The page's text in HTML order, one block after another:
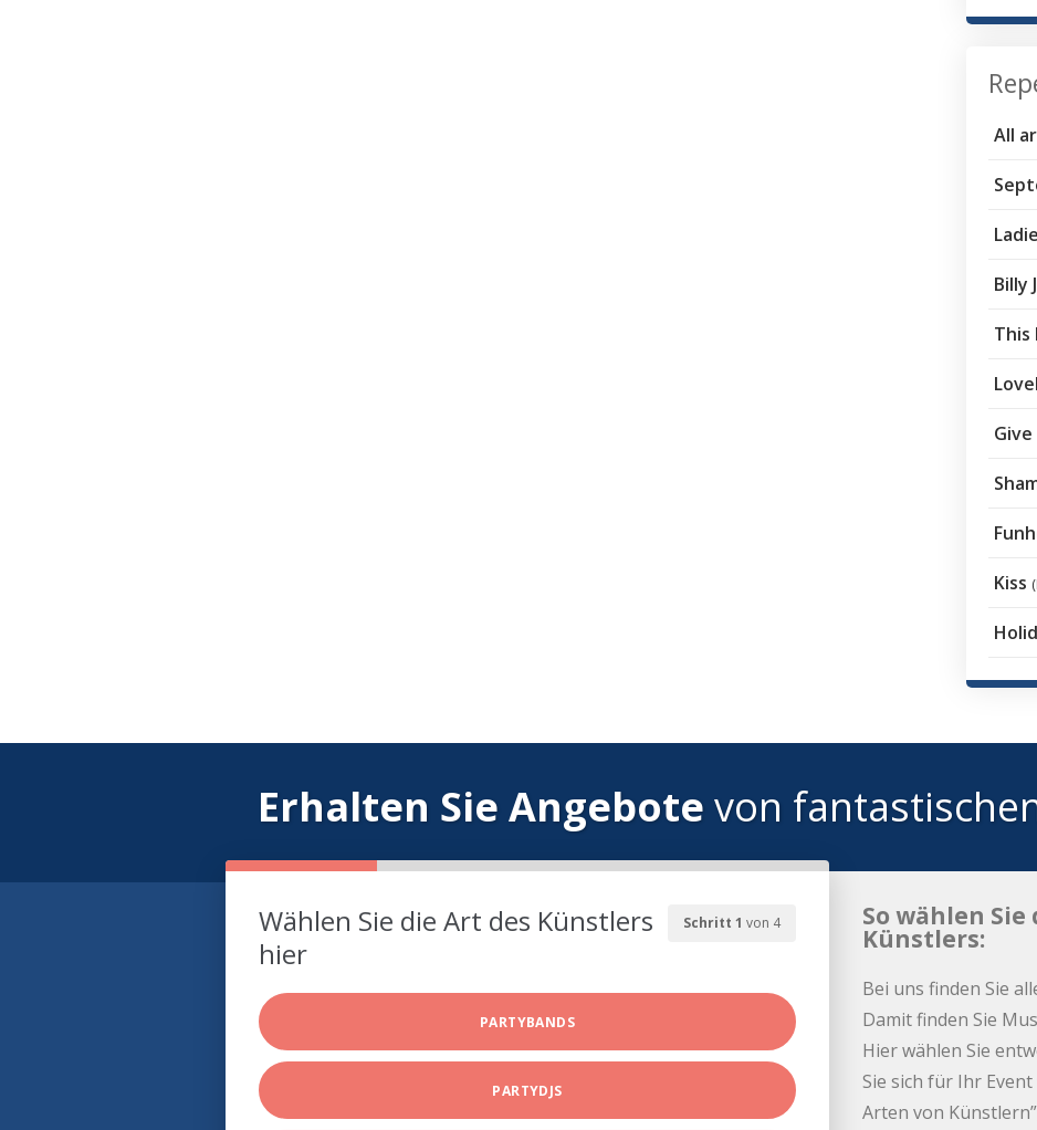
All
This
Kiss
Erhalten Sie Angebote von
Schritt 1 von 4
Wählen Sie die Art des Künstlers
hier
PARTYBANDS
PARTYDJS
So wählen Sie
Künstlers:
Bei uns finden Sie
Damit finden Sie
Hier wählen Sie
Sie sich für Ihr
Arten von